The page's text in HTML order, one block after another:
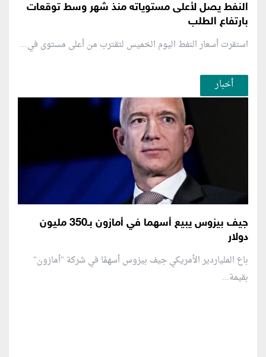
النفط يصل لأعلى مستوياته منذ شهر وسط توقعات
بارتفاع الطلب
استقرت أسعار النفط اليوم الخميس لتقترب من أعلى مستوى في...
أخبار
جيف بيزوس يبيع أسهما في أمازون بـ350 مليون
دولار
باع الملياردير الأمريكي جيف بيزوس أسهمًا في شركة "أمازون"
بقيمة...